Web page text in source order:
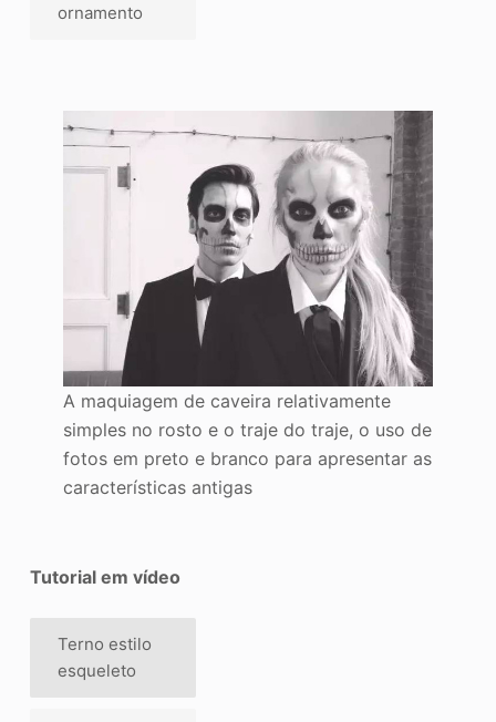
ornamento
A maquiagem de caveira relativamente
simples no rosto e o traje do traje, o uso de
fotos em preto e branco para apresentar as
características antigas
Tutorial em vídeo
Terno estilo
esqueleto